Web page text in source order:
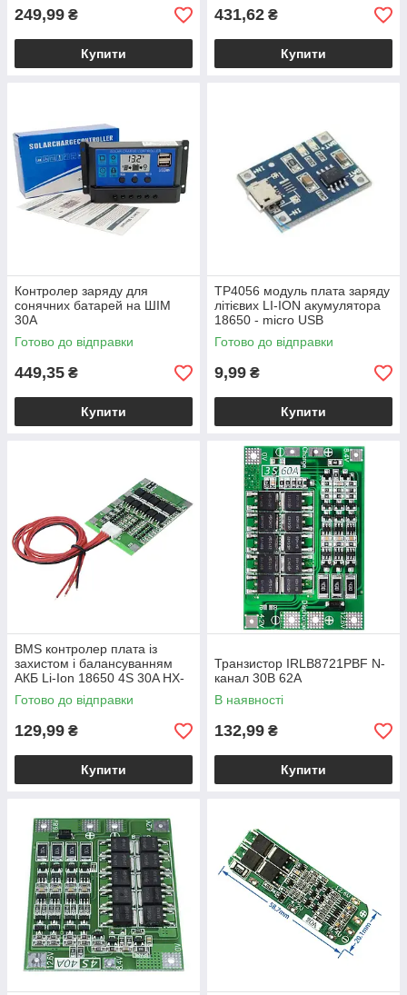
249,99 ₴
Купити
431,62 ₴
Купити
Контролер заряду для
сонячних батарей на ШІМ
30А
Готово до відправки
449,35 ₴
Купити
TP4056 модуль плата заряду
літієвих LI-ION акумулятора
18650 - micro USB
Готово до відправки
9,99 ₴
Купити
BMS контролер плата із
захистом і балансуванням
АКБ Li-Ion 18650 4S 30A HX-
4S-F30A
Готово до відправки
129,99 ₴
Купити
Транзистор IRLB8721PBF N-
канал 30В 62А
В наявності
132,99 ₴
Купити